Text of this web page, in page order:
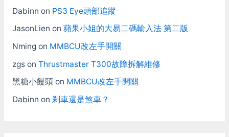
Dabinn on PS3 Eye頭部追蹤
JasonLien on 蘋果小姐的大易二碼輸入法 第二版
Nmingon MMBCU改左手開關
zgson Thrustmaster T300故障拆解維修
黑糖小饅頭on MMBCU改左手開關
Dabinn on 剎車還是煞車？